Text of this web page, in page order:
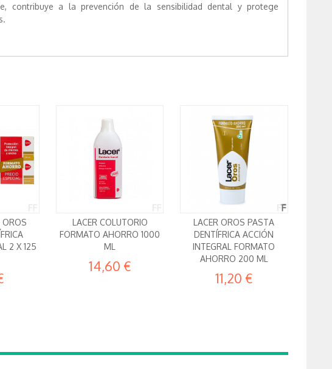
contribuye a la prevención de la sensibilidad dental y protege
OROS
2 X 125
LACER COLUTORIO
FORMATO AHORRO 1000
ML
14,60 €
LACER OROS PASTA
DENTÍFRICA ACCIÓN
INTEGRAL FORMATO
AHORRO 200 ML
11,20 €